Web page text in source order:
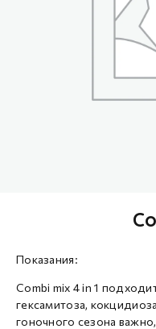
Показания:
Combi mix 4 in 1
гексамитоза,
гоночного сезона